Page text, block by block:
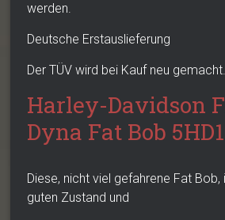
werden.
Deutsche Erstauslieferung
Der TÜV wird bei Kauf neu gemacht.
Harley-Davidson
Dyna Fat Bob
Diese, nicht viel gefahrene Fat
guten Zustand und